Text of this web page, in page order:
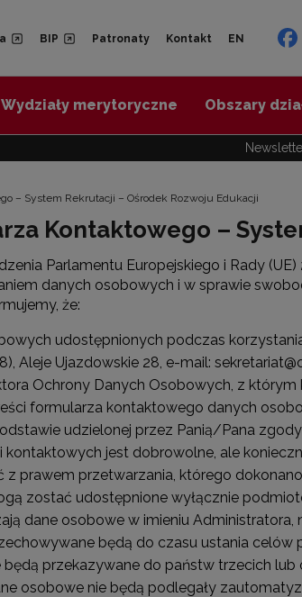
BIP Patronaty Kontakt EN
Wydziały merytoryczne Obszary
– System Rekrutacji – Ośrodek Rozwoju Edukacji
Kontaktowego –
Parlamentu Europejskiego i Rady
danych osobowych i w sprawie
że:
udostępnionych podczas
Aleje Ujazdowskie 28, e-mail:
Ochrony Danych Osobowych, z
formularza kontaktowego danych
udzielonej przez Panią/Pana zgody
jest dobrowolne, ale
z prawem przetwarzania, którego
zostać udostępnione wyłącznie
dane osobowe w imieniu
będą do czasu ustania
przekazywane do państw trzecich
osobowe nie będą podlegały